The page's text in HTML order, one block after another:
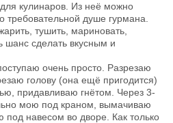
кулинаров. Из неё можно
требовательной душе гурмана.
тушить, мариновать,
шанс сделать вкусным и
очень просто. Разрезаю
голову (она ещё пригодится)
придавливаю гнётом. Через 3-
мою под краном, вымачиваю
навесом во дворе. Как только